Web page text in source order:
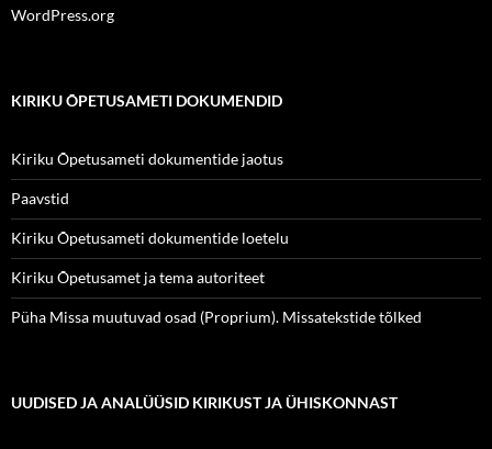
WordPress.org
KIRIKU ÕPETUSAMETI DOKUMENDID
Kiriku Õpetusameti dokumentide jaotus
Paavstid
Kiriku Õpetusameti dokumentide loetelu
Kiriku Õpetusamet ja tema autoriteet
Püha Missa muutuvad osad (Proprium). Missatekstide tõlked
UUDISED JA ANALÜÜSID KIRIKUST JA ÜHISKONNAST